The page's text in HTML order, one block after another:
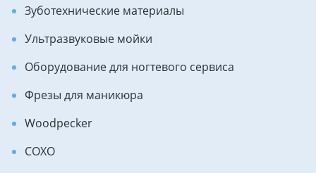
Зуботехнические материалы
Ультразвуковые мойки
Оборудование для ногтевого сервиса
Фрезы для маникюра
Woodpecker
COXO